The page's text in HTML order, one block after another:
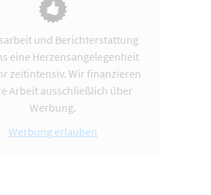
und Berichterstattung
eine Herzensangelegenheit
zeitintensiv. Wir finanzieren
Arbeit ausschließlich über
Werbung.
Werbung erlauben